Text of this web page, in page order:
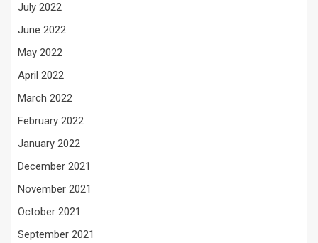
July 2022
June 2022
May 2022
April 2022
March 2022
February 2022
January 2022
December 2021
November 2021
October 2021
September 2021